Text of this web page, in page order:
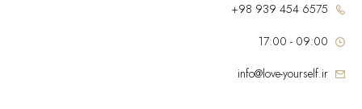
6575 454 939 98+
09:00 - 17:00
info@love-yourself.ir